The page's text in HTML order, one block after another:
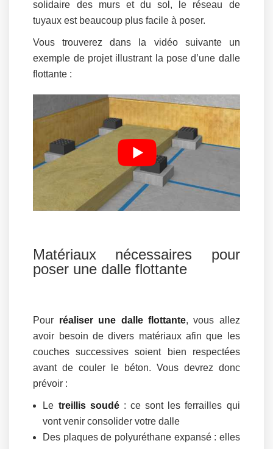
solidaire des murs et du sol, le réseau de
tuyaux est beaucoup plus facile à poser.
Vous trouverez dans la vidéo suivante un
exemple de projet illustrant la pose d’une dalle
flottante :
Matériaux nécessaires pour
poser une dalle flottante
Pour réaliser une dalle flottante, vous allez
avoir besoin de divers matériaux afin que les
couches successives soient bien respectées
avant de couler le béton. Vous devrez donc
prévoir :
Le treillis soudé: ce sont les ferrailles qui
vont venir consolider votre dalle
Des plaques de polyuréthane expansé : elles